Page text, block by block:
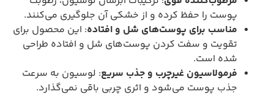
پوست را حفظ کرده و از خشکی آن جلوگیری می‌کنند.
مناسب برای پوست‌های شل و افتاده: این محصول برای
تقویت و سفت کردن پوست‌های شل و افتاده طراحی
شده است.
فرمولاسیون غیرچرب و جذب سریع: لوسیون به سرعت
جذب پوست می‌شود و اثری چربی باقی نمی‌گذارد.